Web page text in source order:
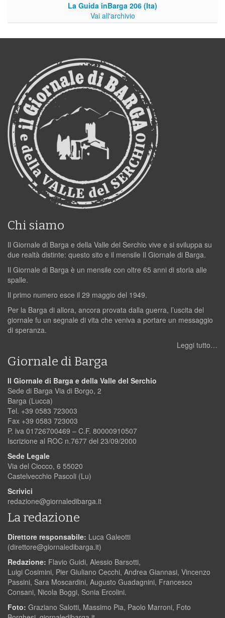
La Guida inBarga 206 (Ita)
Vai all'archivio
Chi siamo
Il Giornale di Barga e della Valle del Serchio vive e si sviluppa su
due realtà distinte: questo sito e il mensile Il Giornale di Barga.
Il Giornale di Barga è un mensile con oltre 65 anni di storia alle
spalle.
Il primo numero esce il 29 maggio del 1949.
Per la Barga di allora, ancora provata dalla guerra, l’uscita del
giornale fu un segnale di vita che veniva a portare un messaggio
di speranza.
Leggi tutto…
Giornale di Barga
Il Giornale di Barga e della Valle del Serchio
Sede di Barga Via di Borgo, 2
Barga (Lucca)
Tel. +39 0583 723003
Fax +39 0583 723003
P. iva 01726700469 – C.F. 80000910507
Iscrizione al ROC n.7677 del 23/09/2000
Sede Legale
Via del Ciocco, 6 55020
Castelvecchio Pascoli (Lu)
Scrivici
redazione@giornaledibarga.it
La redazione
Direttore responsabile: Luca Galeotti
(direttore@giornaledibarga.it)
Redazione: Flavio Guidi, Alessio Barsotti,
Luigi Cosimini, Pier Giuliano Cecchi, Andrea Giannasi, Vincenzo
Passini, Sara Moscardini, Augusto Guadagnini, Francesco
Consani, Nicola Boggi, Sonia Ercolini.
Foto: Graziano Salotti, Massimo Pia, Paolo Marroni, Foto